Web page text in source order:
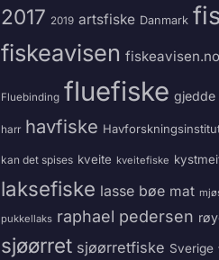
2017 2019 artsfiske Danmark
fiskeavisen fiskeavisen.no
Fluebinding fluefiske gjedde
harr havfiske
kan det spises kveite kveitefiske
laksefiske lasse bøe mat
pukkellaks raphael pedersen
sjøørret sjøørretfiske Sverige